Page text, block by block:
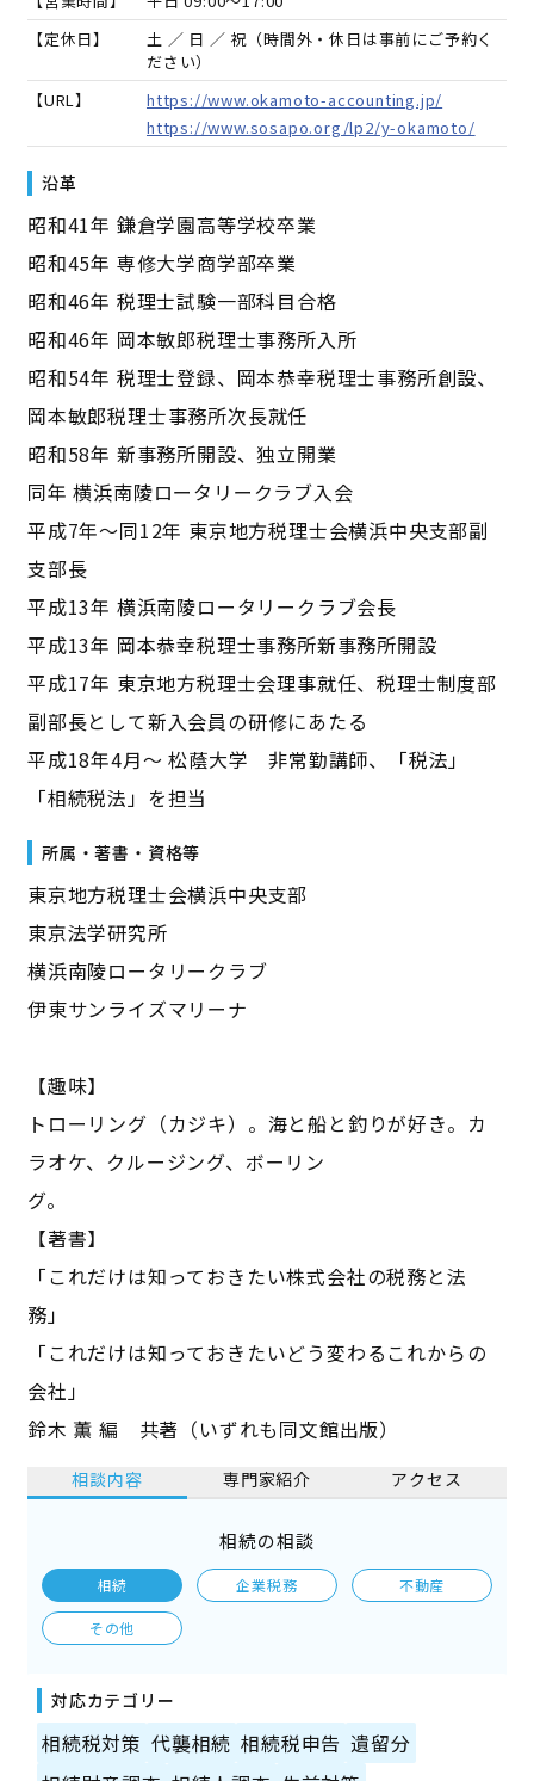
【定休日】
土 ／ 日 ／ 祝（時間外・休日は事前にご予約く
ださい）
【URL】
https://www.okamoto-accounting.jp/
https://www.sosapo.org/lp2/y-okamoto/
沿革
昭和41年 鎌倉学園高等学校卒業
昭和45年 専修大学商学部卒業
昭和46年 税理士試験一部科目合格
昭和46年 岡本敏郎税理士事務所入所
昭和54年 税理士登録、岡本恭幸税理士事務所創設、
岡本敏郎税理士事務所次長就任
昭和58年 新事務所開設、独立開業
同年 横浜南陵ロータリークラブ入会
平成7年～同12年 東京地方税理士会横浜中央支部副
支部長
平成13年 横浜南陵ロータリークラブ会長
平成13年 岡本恭幸税理士事務所新事務所開設
平成17年 東京地方税理士会理事就任、税理士制度部
副部長として新入会員の研修にあたる
平成18年4月～ 松蔭大学 非常勤講師、「税法」
「相続税法」を担当
所属・著書・資格等
東京地方税理士会横浜中央支部
東京法学研究所
横浜南陵ロータリークラブ
伊東サンライズマリーナ
【趣味】
トローリング（カジキ）。海と船と釣りが好き。カ
ラオケ、クルージング、ボーリン
グ。
【著書】
「これだけは知っておきたい株式会社の税務と法
務」
「これだけは知っておきたいどう変わるこれからの
会社」
鈴木 薫 編 共著（いずれも同文館出版）
相談内容 専門家紹介 アクセス
相続の相談
相続 企業税務 不動産
その他
対応カテゴリー
相続税対策 代襲相続 相続税申告 遺留分